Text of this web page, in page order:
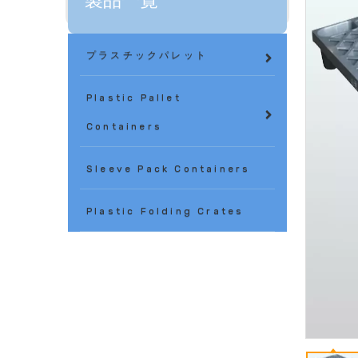
プラスチックパレット
Plastic Pallet
Containers
Sleeve Pack Containers
Plastic Folding Crates